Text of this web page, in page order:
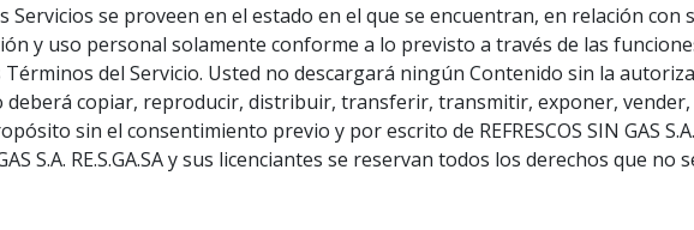
Servicios se proveen en el estado en el que se encuentran, en relación con
y uso personal solamente conforme a lo previsto a través de las
del Servicio. Usted no descargará ningún Contenido sin la
deberá copiar, reproducir, distribuir, transferir, transmitir, exponer,
sin el consentimiento previo y por escrito de REFRESCOS SIN GAS
S.A. RE.S.GA.SA y sus licenciantes se reservan todos los derechos que